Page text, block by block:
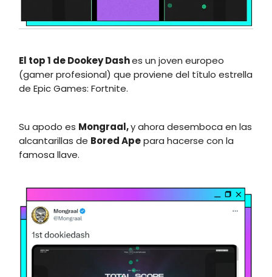
El top 1 de Dookey Dashes un joven europeo
(gamer profesional) que proviene del título estrella
de Epic Games: Fortnite.
Su apodo es Mongraal,y ahora desemboca en las
alcantarillas de Bored Apepara hacerse con la
famosa llave.